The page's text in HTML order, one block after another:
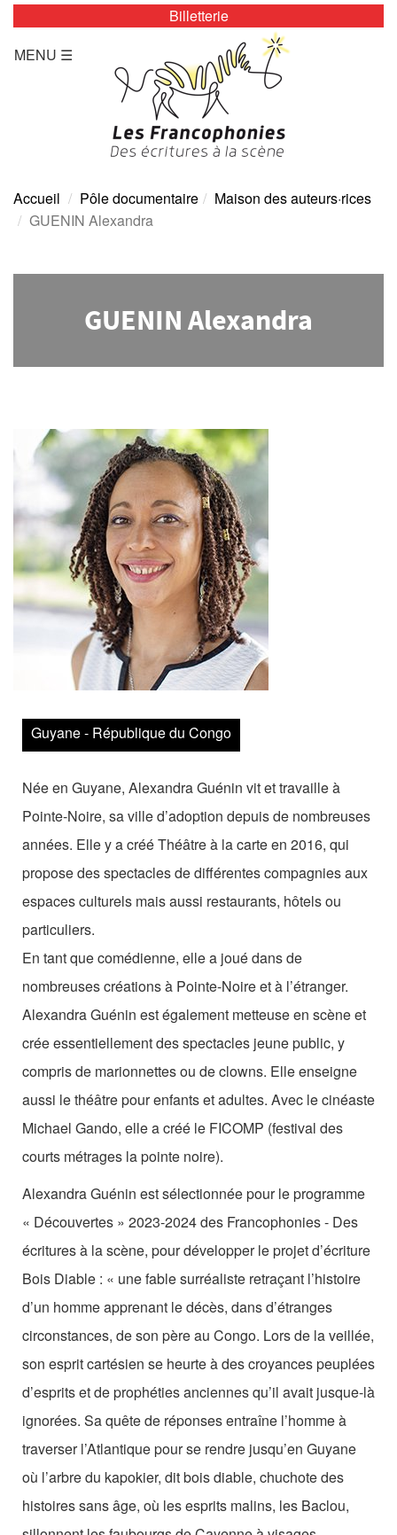
LES ZÉBRURES
Programmation/Calendrier
Presse
Tarifs
Archives
TOUTE L’ANNÉE
Archives
MAISON DES AUTEURS·RICES
Présentation
Les résidences
Prix littéraires
Auteurs en résidence
ACTIONS CULTURELLES
Les actions
Les Zébrures d’automne
Les Zébrures du printemps
Maison des auteurs·rices
Archives numériques
PROJET ARTISTIQUE
Équipe
le Pole Francophone à Limoges
Billetterie
MENU ☰
Accueil Pôle documentaire
Maison des auteurs·rices
GUENIN Alexandra
GUENIN Alexandra
Guyane - République du Congo
Née en Guyane, Alexandra Guénin vit et travaille à
Pointe-Noire, sa ville d’adoption depuis de nombreuses
années. Elle y a créé Théâtre à la carte en 2016, qui
propose des spectacles de différentes compagnies aux
espaces culturels mais aussi restaurants, hôtels ou
particuliers.
En tant que comédienne, elle a joué dans de
nombreuses créations à Pointe-Noire et à l’étranger.
Alexandra Guénin est également metteuse en scène et
crée essentiellement des spectacles jeune public, y
compris de marionnettes ou de clowns. Elle enseigne
aussi le théâtre pour enfants et adultes. Avec le cinéaste
Michael Gando, elle a créé le FICOMP (festival des
courts métrages la pointe noire).
Alexandra Guénin est sélectionnée pour le programme
« Découvertes » 2023-2024 des Francophonies - Des
écritures à la scène, pour développer le projet d’écriture
Bois Diable : « une fable surréaliste retraçant l’histoire
d’un homme apprenant le décès, dans d’étranges
circonstances, de son père au Congo. Lors de la veillée,
son esprit cartésien se heurte à des croyances peuplées
d’esprits et de prophéties anciennes qu’il avait jusque-là
ignorées. Sa quête de réponses entraîne l’homme à
traverser l’Atlantique pour se rendre jusqu’en Guyane
où l’arbre du kapokier, dit bois diable, chuchote des
histoires sans âge, où les esprits malins, les Baclou,